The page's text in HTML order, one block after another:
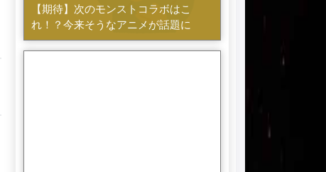
【期待】次のモンストコラボはこ
れ！？今来そうなアニメが話題に